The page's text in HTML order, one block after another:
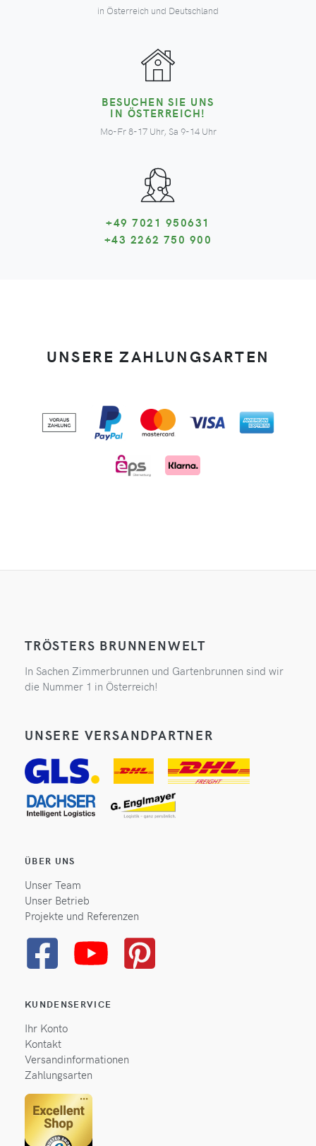
in Österreich und Deutschland
BESUCHEN SIE UNS
IN ÖSTERREICH!
Mo-Fr 8-17 Uhr, Sa 9-14 Uhr
+49 7021 950631
+43 2262 750 900
UNSERE ZAHLUNGSARTEN
TRÖSTERS BRUNNENWELT
In Sachen Zimmerbrunnen und Gartenbrunnen sind wir
die Nummer 1 in Österreich!
UNSERE VERSANDPARTNER
ÜBER UNS
Unser Team
Unser Betrieb
Projekte und Referenzen
KUNDENSERVICE
Ihr Konto
Kontakt
Versandinformationen
Zahlungsarten